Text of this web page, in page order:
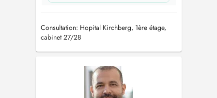
Consultation: Hopital Kirchberg, 1ère étage,
cabinet 27/28